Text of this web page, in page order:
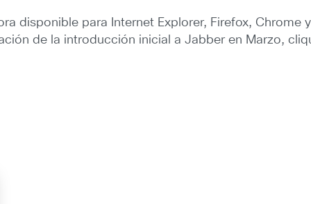
disponible para Internet Explorer, Firefox, Chrome
de la introducción inicial a Jabber en Marzo,